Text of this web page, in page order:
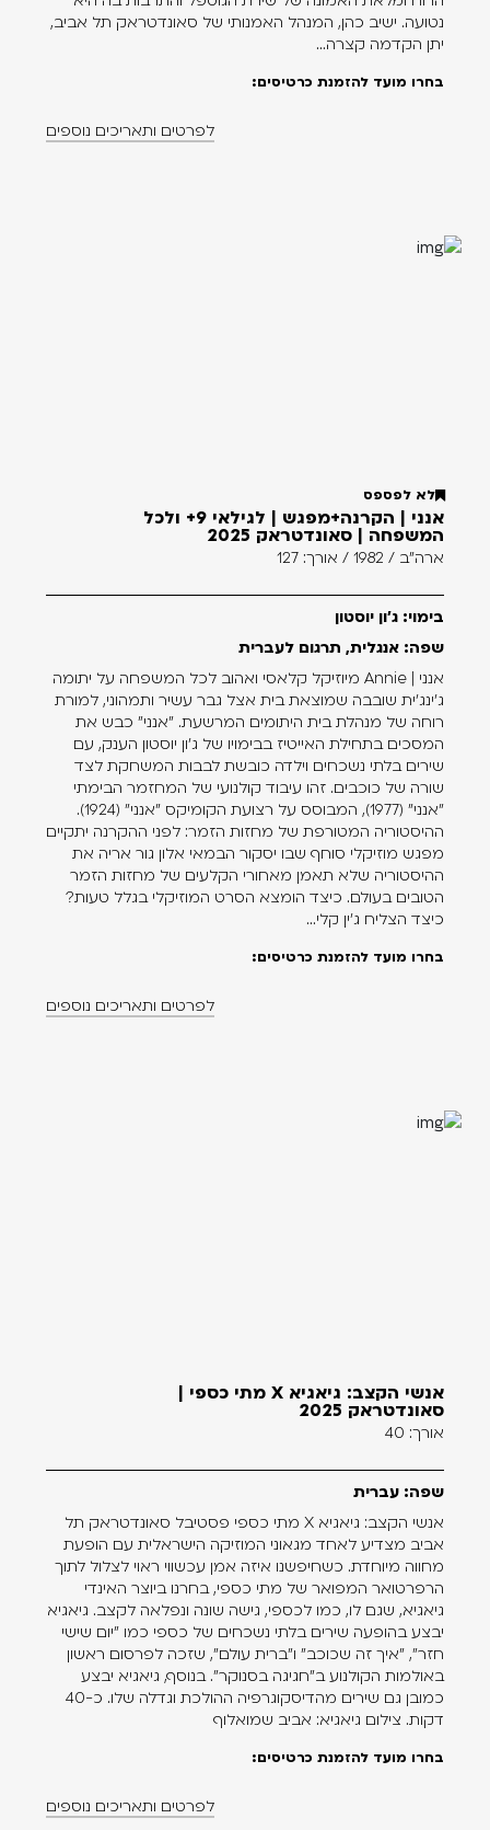
נטועה. ישיב כהן, המנהל האמנותי של סאונדטראק תל אביב,
יתן הקדמה קצרה...
בחרו מועד להזמנת כרטיסים:
לפרטים ותאריכים נוספים
לא לפספס
אנני | הקרנה+מפגש | לגילאי 9+ ולכל
המשפחה | סאונדטראק 2025
ארה"ב / 1982 / אורך: 127
בימוי: ג'ון יוסטון
שפה: אנגלית, תרגום לעברית
אנני | Annie מיוזיקל קלאסי ואהוב לכל המשפחה על יתומה
ג'ינג'ית שובבה שמוצאת בית אצל גבר עשיר ותמהוני, למורת
רוחה של מנהלת בית היתומים המרשעת. "אנני" כבש את
המסכים בתחילת האייטיז בבימויו של ג'ון יוסטון הענק, עם
שירים בלתי נשכחים וילדה כובשת לבבות המשחקת לצד
שורה של כוכבים. זהו עיבוד קולנועי של המחזמר הבימתי
"אנני" (1977), המבוסס על רצועת הקומיקס "אנני" (1924).
ההיסטוריה המטורפת של מחזות הזמר: לפני ההקרנה יתקיים
מפגש מוזיקלי סוחף שבו יסקור הבמאי אלון גור אריה את
ההיסטוריה שלא תאמן מאחורי הקלעים של מחזות הזמר
הטובים בעולם. כיצד הומצא הסרט המוזיקלי בגלל טעות?
כיצד הצליח ג'ין קלי...
בחרו מועד להזמנת כרטיסים:
לפרטים ותאריכים נוספים
אנשי הקצב: גיאגיא X מתי כספי |
סאונדטראק 2025
אורך: 40
שפה: עברית
אנשי הקצב: גיאגיא X מתי כספי פסטיבל סאונדטראק תל
אביב מצדיע לאחד מגאוני המוזיקה הישראלית עם הופעת
מחווה מיוחדת. כשחיפשנו איזה אמן עכשווי ראוי לצלול לתוך
הרפרטואר המפואר של מתי כספי, בחרנו ביוצר האינדי
גיאגיא, שגם לו, כמו לכספי, גישה שונה ונפלאה לקצב. גיאגיא
יבצע בהופעה שירים בלתי נשכחים של כספי כמו "יום שישי
חזר", "איך זה שכוכב" ו"ברית עולם", שזכה לפרסום ראשון
באולמות הקולנוע ב"חגיגה בסנוקר". בנוסף, גיאגיא יבצע
כמובן גם שירים מהדיסקוגרפיה ההולכת וגדלה שלו. כ-40
דקות. צילום גיאגיא: אביב שמואלוף
בחרו מועד להזמנת כרטיסים:
לפרטים ותאריכים נוספים